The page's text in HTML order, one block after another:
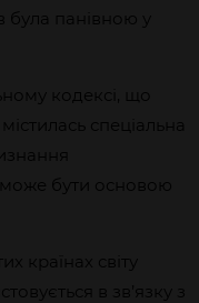
була панівною у
кодексі, що
спеціальна
бути основою
країнах світу
в зв’язку з